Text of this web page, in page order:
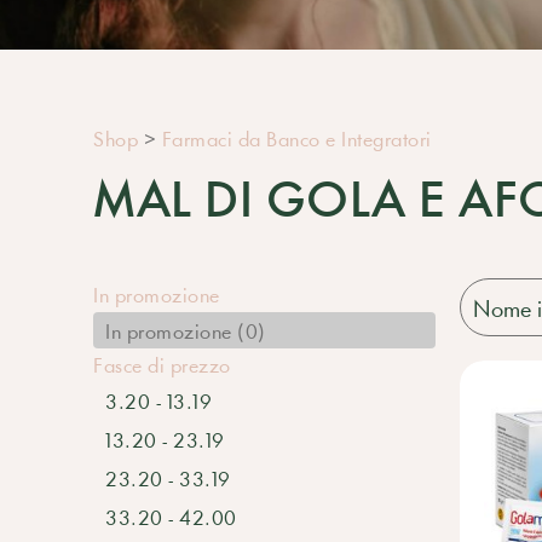
Shop > Farmaci da Banco e Integratori
MAL DI GOLA E
In promozione
In promozione (0)
Fasce di prezzo
3.20 - 13.19
13.20 - 23.19
23.20 - 33.19
33.20 - 42.00